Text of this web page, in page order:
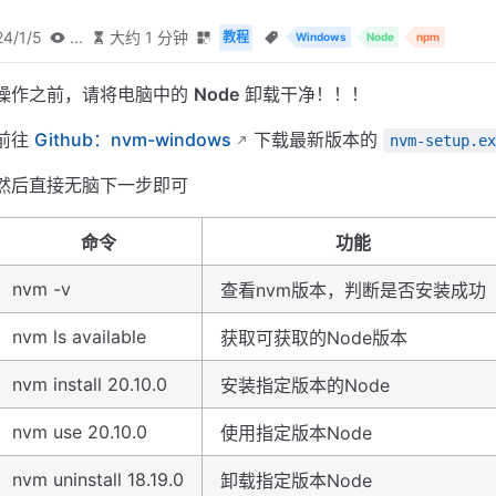
1/5 ... 大约 1 分钟 教程 Windows Node npm
作之前，请将电脑中的 Node 卸载干净！！！
往 Github：nvm-windows 下载最新版本的 nvm-
后直接无脑下一步即可
命令 功能
nvm -v 查看nvm版本，判断是否安装成功
nvm ls available 获取可获取的Node版本
nvm install 20.10.0 安装指定版本的Node
nvm use 20.10.0 使用指定版本Node
nvm uninstall 18.19.0 卸载指定版本Node